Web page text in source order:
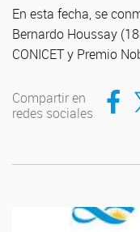
En esta fecha, se
Bernardo Houssay
CONICET y Premio
Compartir en
redes sociales